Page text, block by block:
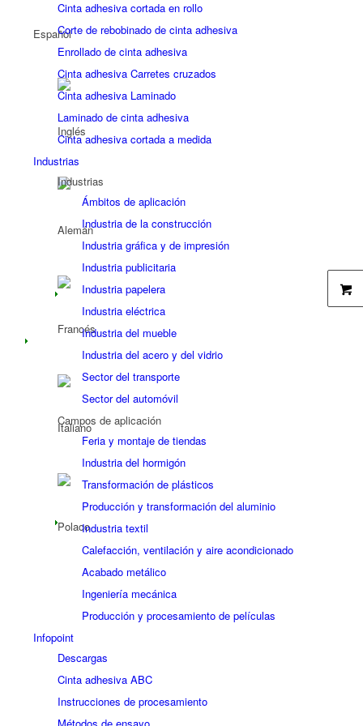
Cinta adhesiva cortada en rollo
Corte de rebobinado de cinta adhesiva
Enrollado de cinta adhesiva
Cinta adhesiva Carretes cruzados
Cinta adhesiva Laminado
Laminado de cinta adhesiva
Cinta adhesiva cortada a medida
Industrias
Industrias
Ámbitos de aplicación
Industria de la construcción
Industria gráfica y de impresión
Industria publicitaria
Industria papelera
Industria eléctrica
Industria del mueble
Industria del acero y del vidrio
Sector del transporte
Sector del automóvil
Campos de aplicación
Feria y montaje de tiendas
Industria del hormigón
Transformación de plásticos
Producción y transformación del aluminio
Industria textil
Calefacción, ventilación y aire acondicionado
Acabado metálico
Ingeniería mecánica
Producción y procesamiento de películas
Infopoint
Descargas
Cinta adhesiva ABC
Instrucciones de procesamiento